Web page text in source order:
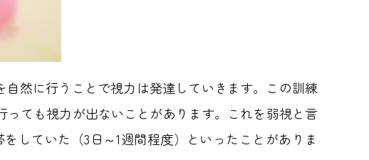
然に行うことで視力は発達していきます。この訓練
ても視力が出ないことがあります。これを弱視と言
していた（3日～1週間程度）といったことがありま